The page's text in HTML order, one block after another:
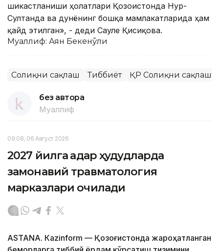
шикастланиши ҳолатлари Қозоғистонда Нур-
Султанда ва дунёнинг бошқа мамлакатларида ҳам
қайд этилган», - деди Сауле Қисиқова.
Муаллиф: Аян Бекенўғли
Соғлиқни сақлаш Тиббиёт ҚР Соғлиқни сақлаш
без автора
Муаллиф
09:08, 06 Август 2026
2027 йилга қадар ҳудудларда
замонавий травматология
марказлари очилади
ASTANА. Кazinform — Қозоғистонда жароҳатланган